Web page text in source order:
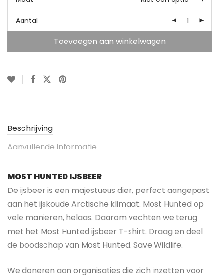
Aantal
Toevoegen aan winkelwagen
Beschrijving
Aanvullende informatie
MOST HUNTED IJSBEER
De ijsbeer is een majestueus dier, perfect aangepast
aan het ijskoude Arctische klimaat. Most Hunted op
vele manieren, helaas. Daarom vechten we terug
met het Most Hunted ijsbeer T-shirt. Draag en deel
de boodschap van Most Hunted. Save Wildlife.
We doneren aan organisaties die zich inzetten voor